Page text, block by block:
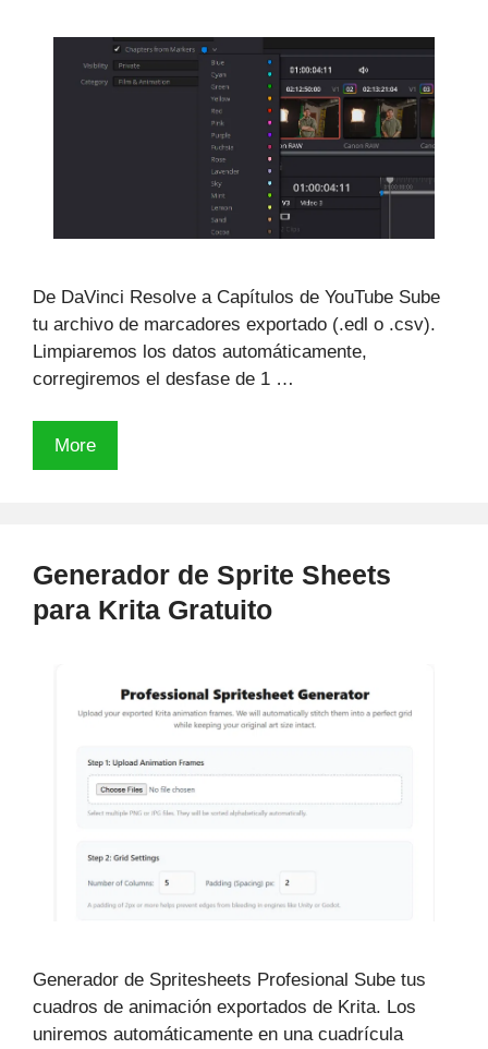
exportación
De DaVinci Resolve a Capítulos de YouTube Sube
tu archivo de marcadores exportado (.edl o .csv).
Limpiaremos los datos automáticamente,
corregiremos el desfase de 1 …
MoreConvierte
marcadores
en
TimeStamps
segundos
Generador de Sprite Sheets
para Krita Gratuito
Generador de Spritesheets Profesional Sube tus
cuadros de animación exportados de Krita. Los
uniremos automáticamente en una cuadrícula